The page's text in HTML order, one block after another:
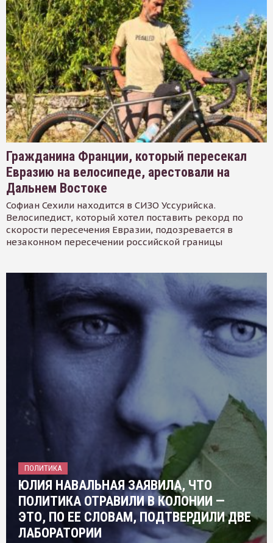
Гражданина Франции, который пересекал
Евразию на велосипеде, арестовали на
Дальнем Востоке
Софиан Сехили находится в СИЗО Уссурийска.
Велосипедист, который хотел поставить рекорд по
скорости пересечения Евразии, подозревается в
незаконном пересечении российской границы
ПОЛИТИКА
ЮЛИЯ НАВАЛЬНАЯ ЗАЯВИЛА, ЧТО
ПОЛИТИКА ОТРАВИЛИ В КОЛОНИИ —
ЭТО, ПО ЕЕ СЛОВАМ, ПОДТВЕРДИЛИ ДВЕ
ЛАБОРАТОРИИ